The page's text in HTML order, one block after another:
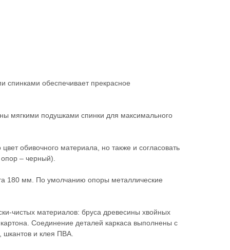
спинками обеспечивает прекрасное
мягкими подушками спинки для максимального
обивочного материала, но также и согласовать
– черный).
180 мм. По умолчанию опоры металлические
чистых материалов: бруса древесины хвойных
Соединение деталей каркаса выполнены с
и клея ПВА.